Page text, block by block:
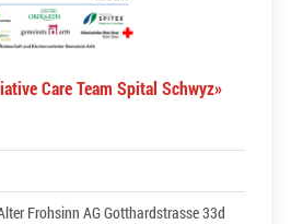
Care Team Spital Schwyz»
Frohsinn AG Gotthardstrasse 33d